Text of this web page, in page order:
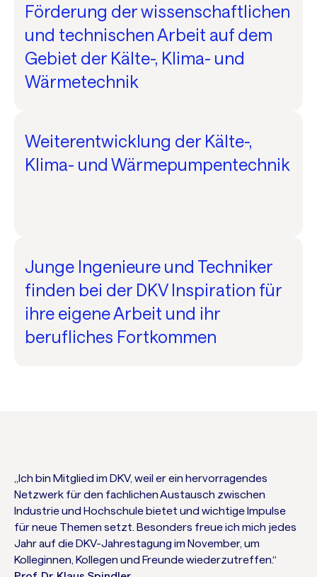
Förderung der wissenschaftlichen
und technischen Arbeit auf dem
Gebiet der Kälte-, Klima- und
Wärmetechnik
Weiterentwicklung der Kälte-,
Klima- und Wärmepumpentechnik
Junge Ingenieure und Techniker
finden bei der DKV Inspiration für
ihre eigene Arbeit und ihr
berufliches Fortkommen
„Ich bin Mitglied im DKV, weil er ein hervorragendes
Netzwerk für den fachlichen Austausch zwischen
Industrie und Hochschule bietet und wichtige Impulse
für neue Themen setzt. Besonders freue ich mich jedes
Jahr auf die DKV-Jahrestagung im November, um
Kolleginnen, Kollegen und Freunde wiederzutreffen.“